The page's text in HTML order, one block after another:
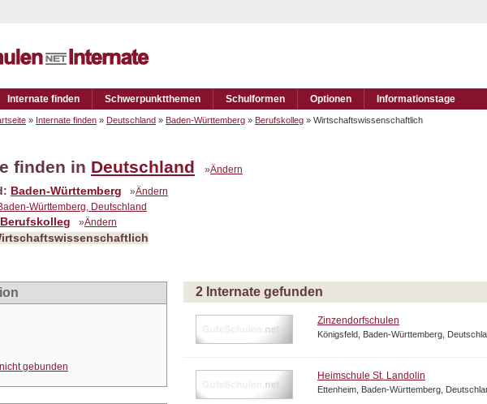
Internate finden Schwerpunktthemen Schulformen Optionen Informationstage
» Internate finden » Deutschland » Baden-Württemberg » Berufskolleg » Wirtschaftswissenschaftlich
finden in Deutschland »Ändern
Baden-Württemberg »Ändern
Württemberg, Deutschland
Berufskolleg »Ändern
gebunden
2 Internate gefunden
Zinzendorfschulen
Königsfeld, Baden-Württemberg,
Heimschule St. Landolin
Ettenheim, Baden-Württemberg,